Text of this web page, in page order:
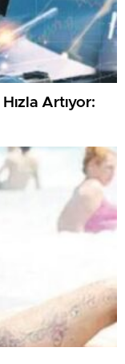
Artıyor: